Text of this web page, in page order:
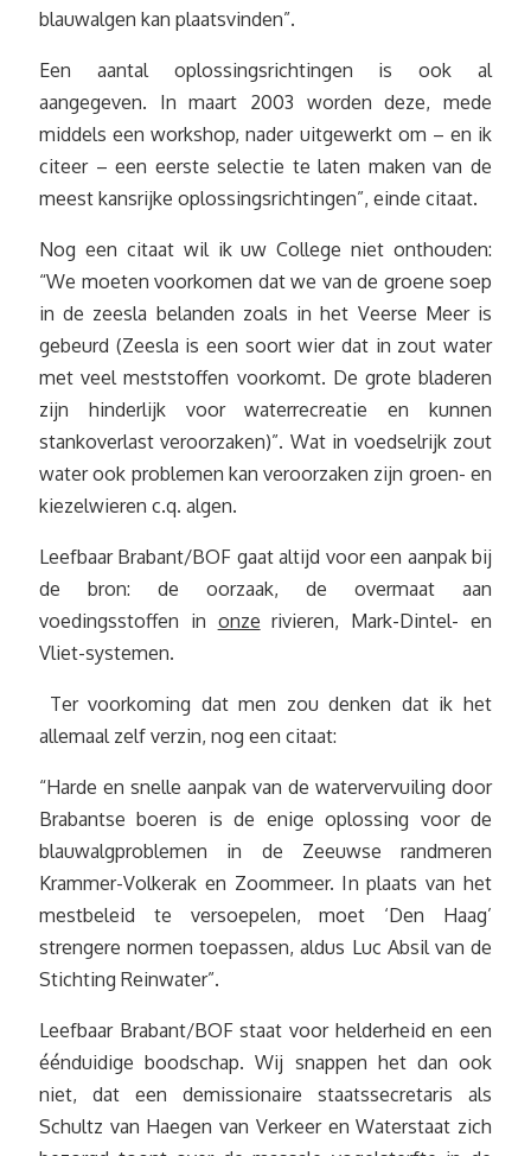
blauwalgen kan plaatsvinden”.
Een aantal oplossingsrichtingen is ook al
aangegeven. In maart 2003 worden deze, mede
middels een workshop, nader uitgewerkt om – en ik
citeer – een eerste selectie te laten maken van de
meest kansrijke oplossingsrichtingen”, einde citaat.
Nog een citaat wil ik uw College niet onthouden:
“We moeten voorkomen dat we van de groene soep
in de zeesla belanden zoals in het Veerse Meer is
gebeurd (Zeesla is een soort wier dat in zout water
met veel meststoffen voorkomt. De grote bladeren
zijn hinderlijk voor waterrecreatie en kunnen
stankoverlast veroorzaken)”. Wat in voedselrijk zout
water ook problemen kan veroorzaken zijn groen- en
kiezelwieren c.q. algen.
Leefbaar Brabant/BOF gaat altijd voor een aanpak bij
de bron: de oorzaak, de overmaat aan
voedingsstoffen in onze rivieren, Mark-Dintel- en
Vliet-systemen.
Ter voorkoming dat men zou denken dat ik het
allemaal zelf verzin, nog een citaat:
“Harde en snelle aanpak van de watervervuiling door
Brabantse boeren is de enige oplossing voor de
blauwalgproblemen in de Zeeuwse randmeren
Krammer-Volkerak en Zoommeer. In plaats van het
mestbeleid te versoepelen, moet ‘Den Haag’
strengere normen toepassen, aldus Luc Absil van de
Stichting Reinwater”.
Leefbaar Brabant/BOF staat voor helderheid en een
éénduidige boodschap. Wij snappen het dan ook
niet, dat een demissionaire staatssecretaris als
Schultz van Haegen van Verkeer en Waterstaat zich